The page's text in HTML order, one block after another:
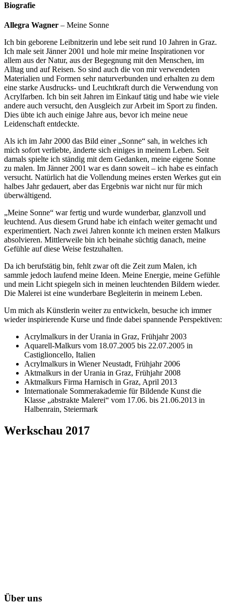
Biografie
Allegra Wagner – Meine Sonne
Ich bin geborene Leibnitzerin und lebe seit rund 10 Jahren in Graz.
Ich male seit Jänner 2001 und hole mir meine Inspirationen vor
allem aus der Natur, aus der Begegnung mit den Menschen, im
Alltag und auf Reisen. So sind auch die von mir verwendeten
Materialien und Formen sehr naturverbunden und erhalten zu dem
eine starke Ausdrucks- und Leuchtkraft durch die Verwendung von
Acrylfarben. Ich bin seit Jahren im Einkauf tätig und habe wie viele
andere auch versucht, den Ausgleich zur Arbeit im Sport zu finden.
Dies übte ich auch einige Jahre aus, bevor ich meine neue
Leidenschaft entdeckte.
Als ich im Jahr 2000 das Bild einer „Sonne“ sah, in welches ich
mich sofort verliebte, änderte sich einiges in meinem Leben. Seit
damals spielte ich ständig mit dem Gedanken, meine eigene Sonne
zu malen. Im Jänner 2001 war es dann soweit – ich habe es einfach
versucht. Natürlich hat die Vollendung meines ersten Werkes gut ein
halbes Jahr gedauert, aber das Ergebnis war nicht nur für mich
überwältigend.
„Meine Sonne“ war fertig und wurde wunderbar, glanzvoll und
leuchtend. Aus diesem Grund habe ich einfach weiter gemacht und
experimentiert. Nach zwei Jahren konnte ich meinen ersten Malkurs
absolvieren. Mittlerweile bin ich beinahe süchtig danach, meine
Gefühle auf diese Weise festzuhalten.
Da ich berufstätig bin, fehlt zwar oft die Zeit zum Malen, ich
sammle jedoch laufend meine Ideen. Meine Energie, meine Gefühle
und mein Licht spiegeln sich in meinen leuchtenden Bildern wieder.
Die Malerei ist eine wunderbare Begleiterin in meinem Leben.
Um mich als Künstlerin weiter zu entwickeln, besuche ich immer
wieder inspirierende Kurse und finde dabei spannende Perspektiven:
Acrylmalkurs in der Urania in Graz, Frühjahr 2003
Aquarell-Malkurs vom 18.07.2005 bis 22.07.2005 in
Castiglioncello, Italien
Acrylmalkurs in Wiener Neustadt, Frühjahr 2006
Aktmalkurs in der Urania in Graz, Frühjahr 2008
Aktmalkurs Firma Harnisch in Graz, April 2013
Internationale Sommerakademie für Bildende Kunst die
Klasse „abstrakte Malerei“ vom 17.06. bis 21.06.2013 in
Halbenrain, Steiermark
Werkschau 2017
Über uns